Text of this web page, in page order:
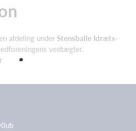
afdeling under Stensballe Idræts-
vedtægter.